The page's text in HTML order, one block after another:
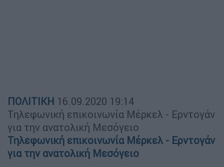
ΠΟΛΙΤΙΚΗ 16.09.2020 19:14
Τηλεφωνική επικοινωνία Μέρκελ - Ερντογάν
για την ανατολική Μεσόγειο
Τηλεφωνική επικοινωνία Μέρκελ - Ερντογάν
για την ανατολική Μεσόγειο